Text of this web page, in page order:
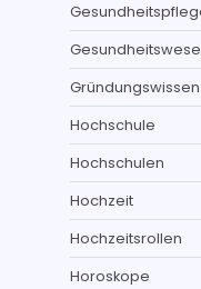
Gründungswissen
Hochschule
Hochschulen
Hochzeit
Hochzeitsrollen
Horoskope